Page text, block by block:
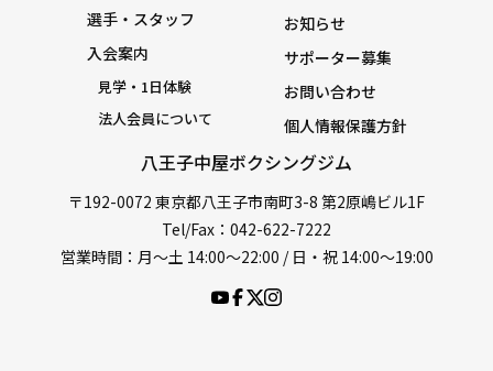
八王子中屋ボクシングジム
〒192-0072 東京都八王子市南町3-8 第2原嶋ビル1F
Tel/Fax：042-622-7222
営業時間：月〜土 14:00〜22:00 / 日・祝 14:00〜19:00
選手・スタッフ
入会案内
見学・1日体験
法人会員について
お知らせ
サポーター募集
お問い合わせ
個人情報保護方針